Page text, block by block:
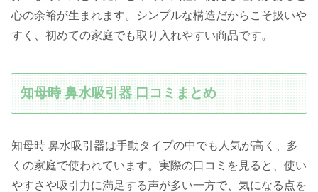
心の余裕が生まれます。シンプルな構造だからこそ扱いや
すく、初めての家庭でも取り入れやすい商品です。
知母時 鼻水吸引器 口コミまとめ
知母時 鼻水吸引器は手動タイプの中でも人気が高く、多
くの家庭で使われています。実際の口コミを見ると、使い
やすさや吸引力に満足する声が多い一方で、気になる点を